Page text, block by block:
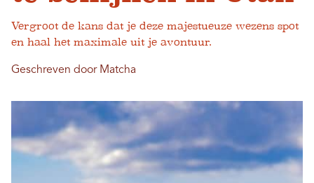
Vergroot de kans dat je deze majestueuze wezens spot
en haal het maximale uit je avontuur.
Geschreven door Matcha